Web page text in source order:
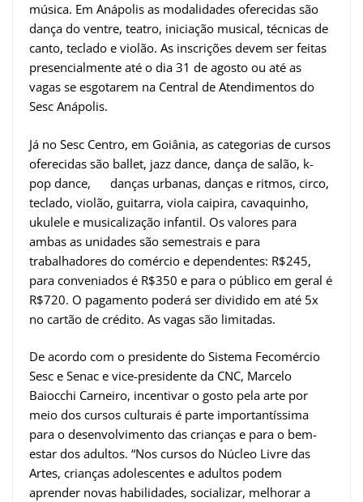
música. Em Anápolis as modalidades oferecidas são
dança do ventre, teatro, iniciação musical, técnicas de
canto, teclado e violão. As inscrições devem ser feitas
presencialmente até o dia 31 de agosto ou até as
vagas se esgotarem na Central de Atendimentos do
Sesc Anápolis.
Já no Sesc Centro, em Goiânia, as categorias de cursos
oferecidas são ballet, jazz dance, dança de salão, k-
pop dance, danças urbanas, danças e ritmos, circo,
teclado, violão, guitarra, viola caipira, cavaquinho,
ukulele e musicalização infantil. Os valores para
ambas as unidades são semestrais e para
trabalhadores do comércio e dependentes: R$245,
para conveniados é R$350 e para o público em geral é
R$720. O pagamento poderá ser dividido em até 5x
no cartão de crédito. As vagas são limitadas.
De acordo com o presidente do Sistema Fecomércio
Sesc e Senac e vice-presidente da CNC, Marcelo
Baiocchi Carneiro, incentivar o gosto pela arte por
meio dos cursos culturais é parte importantíssima
para o desenvolvimento das crianças e para o bem-
estar dos adultos. “Nos cursos do Núcleo Livre das
Artes, crianças adolescentes e adultos podem
aprender novas habilidades, socializar, melhorar a